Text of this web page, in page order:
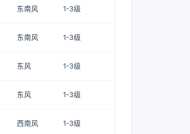
东南风 1-3级
东南风 1-3级
东风 1-3级
东风 1-3级
西南风 1-3级